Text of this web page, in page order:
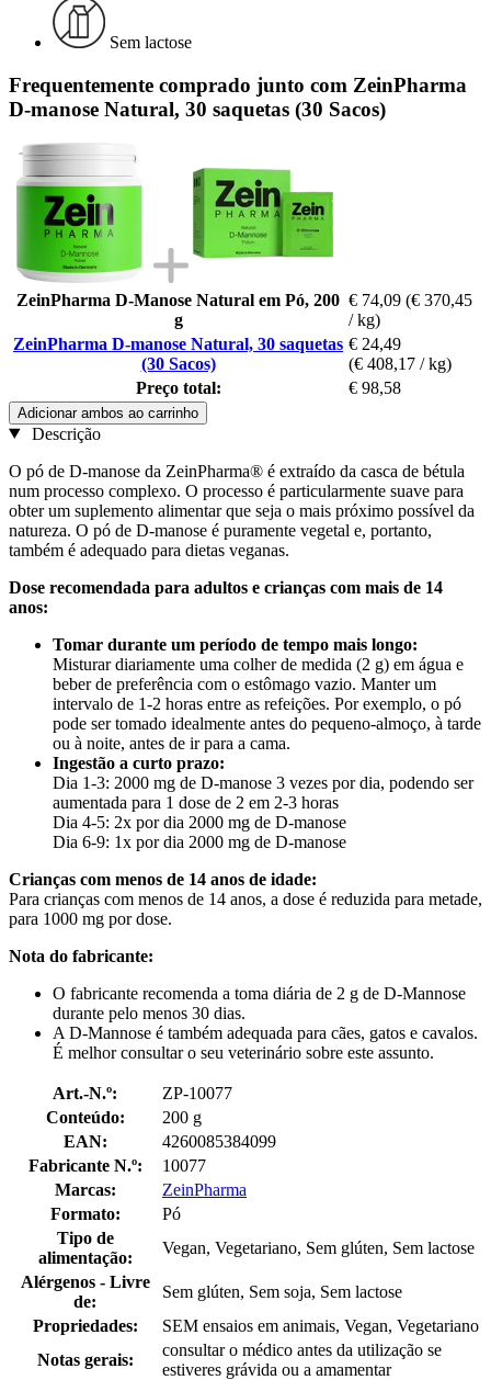
Sem lactose
Frequentemente comprado junto com ZeinPharma
D-manose Natural, 30 saquetas (30 Sacos)
ZeinPharma D-Manose Natural em Pó, 200
g
€ 74,09 (€ 370,45
/ kg)
ZeinPharma D-manose Natural, 30 saquetas
(30 Sacos)
€ 24,49
(€ 408,17 / kg)
Preço total:
€ 98,58
Adicionar ambos ao carrinho
Descrição
O pó de D-manose da ZeinPharma® é extraído da casca de bétula
num processo complexo. O processo é particularmente suave para
obter um suplemento alimentar que seja o mais próximo possível da
natureza. O pó de D-manose é puramente vegetal e, portanto,
também é adequado para dietas veganas.
Dose recomendada para adultos e crianças com mais de 14
anos:
Tomar durante um período de tempo mais longo:
Misturar diariamente uma colher de medida (2 g) em água e
beber de preferência com o estômago vazio. Manter um
intervalo de 1-2 horas entre as refeições. Por exemplo, o pó
pode ser tomado idealmente antes do pequeno-almoço, à tarde
ou à noite, antes de ir para a cama.
Ingestão a curto prazo:
Dia 1-3: 2000 mg de D-manose 3 vezes por dia, podendo ser
aumentada para 1 dose de 2 em 2-3 horas
Dia 4-5: 2x por dia 2000 mg de D-manose
Dia 6-9: 1x por dia 2000 mg de D-manose
Crianças com menos de 14 anos de idade:
Para crianças com menos de 14 anos, a dose é reduzida para metade,
para 1000 mg por dose.
Nota do fabricante:
O fabricante recomenda a toma diária de 2 g de D-Mannose
durante pelo menos 30 dias.
A D-Mannose é também adequada para cães, gatos e cavalos.
É melhor consultar o seu veterinário sobre este assunto.
Art.-N.º:
ZP-10077
Conteúdo:
200 g
EAN:
4260085384099
Fabricante N.º:
10077
Marcas:
ZeinPharma
Formato:
Pó
Tipo de
alimentação:
Vegan, Vegetariano, Sem glúten, Sem lactose
Alérgenos - Livre
de:
Sem glúten, Sem soja, Sem lactose
Propriedades:
SEM ensaios em animais, Vegan, Vegetariano
Notas gerais:
consultar o médico antes da utilização se
estiveres grávida ou a amamentar